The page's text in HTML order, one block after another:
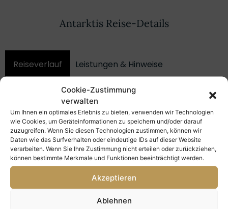
Cookie-Zustimmung
verwalten
Um Ihnen ein optimales Erlebnis zu bieten, verwenden wir Technologien
wie Cookies, um Geräteinformationen zu speichern und/oder darauf
zuzugreifen. Wenn Sie diesen Technologien zustimmen, können wir
Daten wie das Surfverhalten oder eindeutige IDs auf dieser Website
verarbeiten. Wenn Sie Ihre Zustimmung nicht erteilen oder zurückziehen,
können bestimmte Merkmale und Funktionen beeinträchtigt werden.
Akzeptieren
Ablehnen
Antarktis Reise-Details
Reiseverlauf Leistungen & Hinweise
Kabinen & Preise Aktivitäten
alles ausklappen alles einklappen
1 Tag 1-2 Deutschland - Buenos Aires
Tag 3 Flug nach Ushuaia am frühen